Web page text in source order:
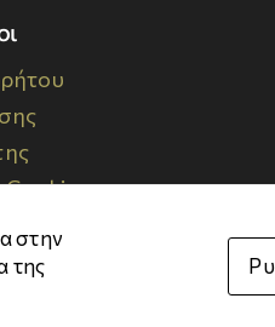
Cookies
στην
της